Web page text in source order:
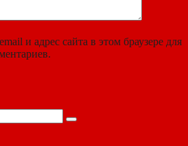
и адрес сайта в этом браузере для